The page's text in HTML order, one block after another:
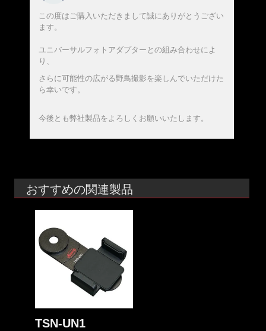
この度はご購入いただきまして誠にありがとうござい
ます。
ユニバーサルフォトアダプターとの組み合わせによ
り、
さらに可能性の広がる野鳥撮影を楽しんでいただけた
ら幸いです。
今後とも弊社製品をよろしくお願いいたします。
おすすめの関連製品
TSN-UN1